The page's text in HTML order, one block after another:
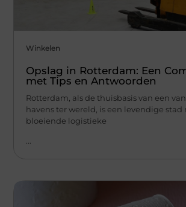
Winkelen
Opslag in Rotterdam: Een
met Tips en Antwoorden
Rotterdam, als de thuisbasis van een
havens ter wereld, is een levendige stad
bloeiende logistieke
...